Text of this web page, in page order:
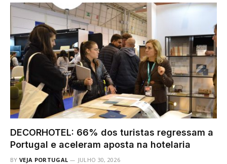
DECORHOTEL: 66% dos turistas regressam a
Portugal e aceleram aposta na hotelaria
BY VEJA PORTUGAL JULHO 30, 2026